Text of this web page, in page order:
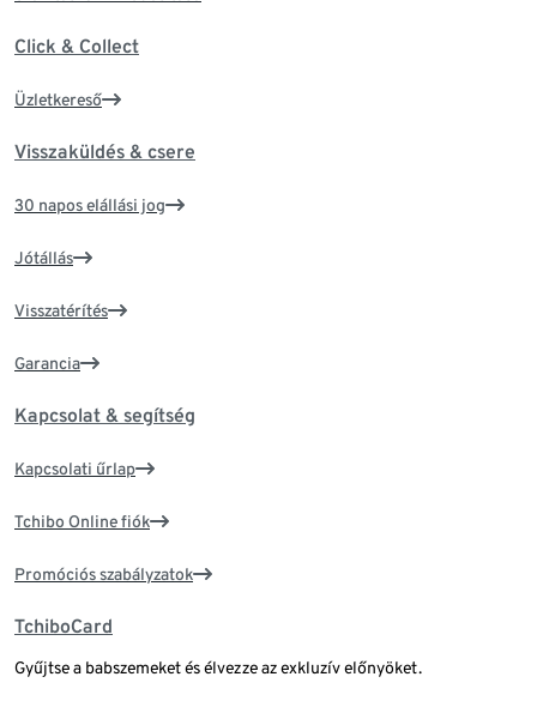
Click & Collect
Üzletkereső
Visszaküldés & csere
30 napos elállási jog
Jótállás
Visszatérítés
Garancia
Kapcsolat & segítség
Kapcsolati űrlap
Tchibo Online fiók
Promóciós szabályzatok
TchiboCard
Gyűjtse a babszemeket és élvezze az exkluzív előnyöket.